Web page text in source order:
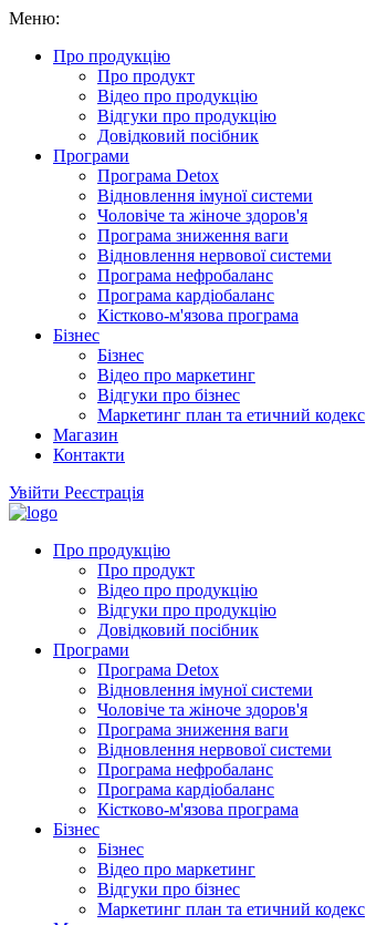
Меню:
Про продукцію
Про продукт
Відео про продукцію
Відгуки про продукцію
Довідковий посібник
Програми
Програма Detox
Відновлення імуної системи
Чоловіче та жіноче здоров'я
Програма зниження ваги
Відновлення нервової системи
Програма нефробаланс
Програма кардіобаланс
Кістково-м'язова програма
Бізнес
Бізнес
Відео про маркетинг
Відгуки про бізнес
Маркетинг план та етичний кодекс
Магазин
Контакти
Увійти Реєстрація
Про продукцію
Про продукт
Відео про продукцію
Відгуки про продукцію
Довідковий посібник
Програми
Програма Detox
Відновлення імуної системи
Чоловіче та жіноче здоров'я
Програма зниження ваги
Відновлення нервової системи
Програма нефробаланс
Програма кардіобаланс
Кістково-м'язова програма
Бізнес
Бізнес
Відео про маркетинг
Відгуки про бізнес
Маркетинг план та етичний кодекс